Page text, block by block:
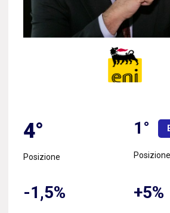
4°
Posizione
1°
-1,5% +5%